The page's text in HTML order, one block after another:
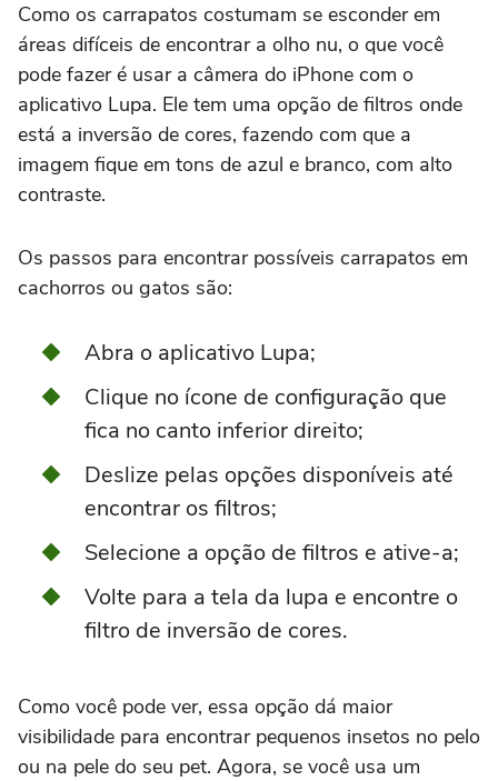
Como os carrapatos costumam se esconder em
áreas difíceis de encontrar a olho nu, o que você
pode fazer é usar a câmera do iPhone com o
aplicativo Lupa. Ele tem uma opção de filtros onde
está a inversão de cores, fazendo com que a
imagem fique em tons de azul e branco, com alto
contraste.
Os passos para encontrar possíveis carrapatos em
cachorros ou gatos são:
Abra o aplicativo Lupa;
Clique no ícone de configuração que
fica no canto inferior direito;
Deslize pelas opções disponíveis até
encontrar os filtros;
Selecione a opção de filtros e ative-a;
Volte para a tela da lupa e encontre o
filtro de inversão de cores.
Como você pode ver, essa opção dá maior
visibilidade para encontrar pequenos insetos no pelo
ou na pele do seu pet. Agora, se você usa um